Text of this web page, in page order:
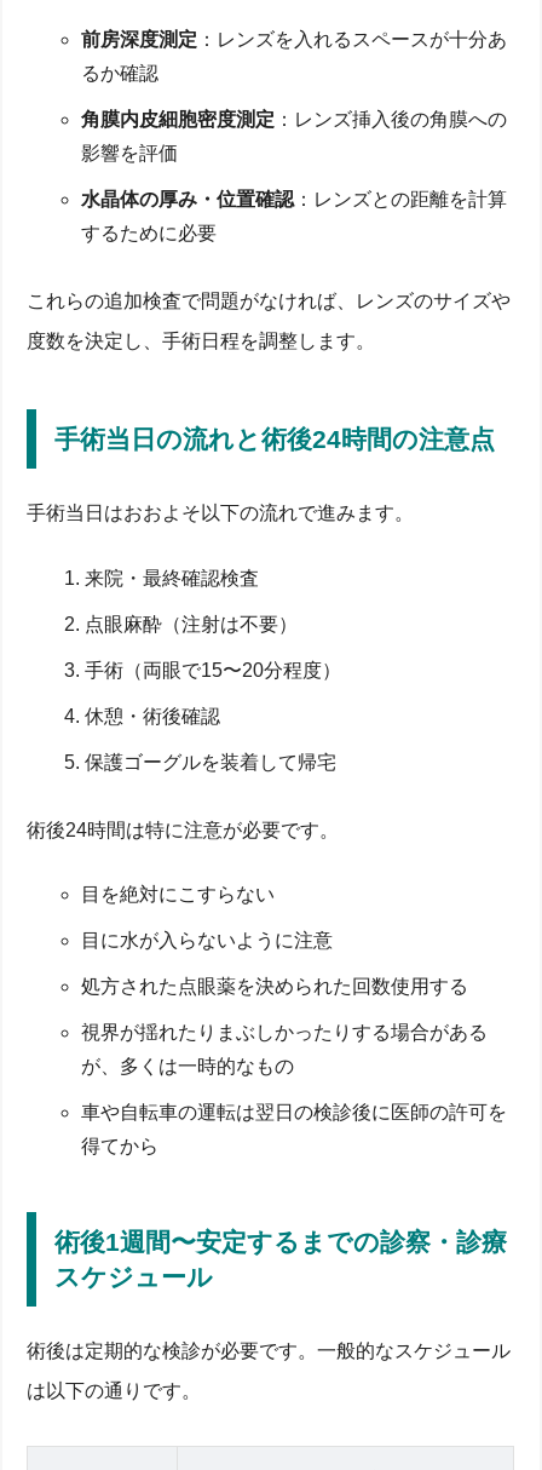
前房深度測定 ：レンズを入れるスペースが十分あ
るか確認
角膜内皮細胞密度測定 ：レンズ挿入後の角膜への
影響を評価
水晶体の厚み・位置確認 ：レンズとの距離を計算
するために必要
これらの追加検査で問題がなければ、レンズのサイズや
度数を決定し、手術日程を調整します。
手術当日の流れと術後24時間の注意点
手術当日はおおよそ以下の流れで進みます。
来院・最終確認検査
点眼麻酔（注射は不要）
手術（両眼で15〜20分程度）
休憩・術後確認
保護ゴーグルを装着して帰宅
術後24時間は特に注意が必要です。
目を絶対にこすらない
目に水が入らないように注意
処方された点眼薬を決められた回数使用する
視界が揺れたりまぶしかったりする場合がある
が、多くは一時的なもの
車や自転車の運転は翌日の検診後に医師の許可を
得てから
術後1週間〜安定するまでの診察・診療
スケジュール
術後は定期的な検診が必要です。一般的なスケジュール
は以下の通りです。